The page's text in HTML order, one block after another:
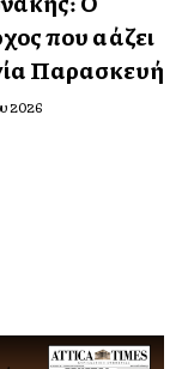
που αλλάζει
Παρασκευή
2026